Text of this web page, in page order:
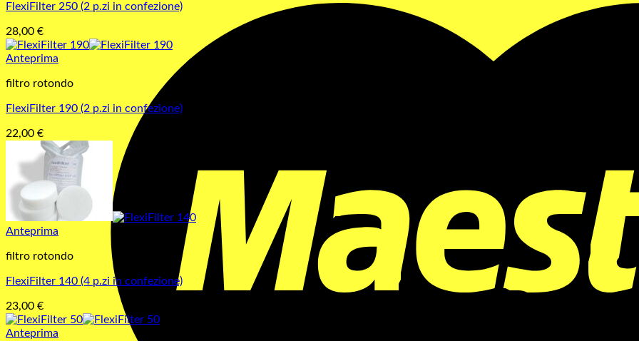
FlexiFilter 250 (2 p.zi in confezione)
28,00 €
Anteprima
filtro rotondo
FlexiFilter 190 (2 p.zi in confezione)
22,00 €
Anteprima
filtro rotondo
FlexiFilter 140 (4 p.zi in confezione)
23,00 €
Anteprima